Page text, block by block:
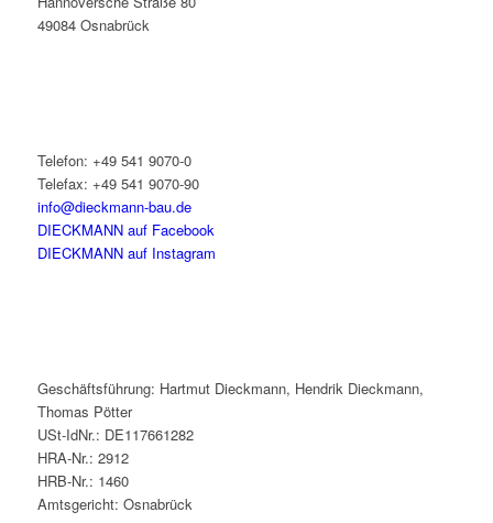
49084 Osnabrück
Telefon: +49 541 9070-0
Telefax: +49 541 9070-90
info@dieckmann-bau.de
DIECKMANN auf Facebook
DIECKMANN auf Instagram
Geschäftsführung: Hartmut Dieckmann, Hendrik Dieckmann,
Thomas Pötter
USt-IdNr.: DE117661282
HRA-Nr.: 2912
HRB-Nr.: 1460
Amtsgericht: Osnabrück